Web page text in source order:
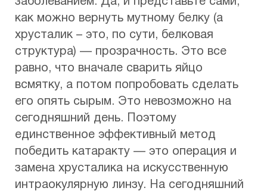
как можно вернуть мутному белку (а
хрусталик – это, по сути, белковая
структура) — прозрачность. Это все
равно, что вначале сварить яйцо
всмятку, а потом попробовать сделать
его опять сырым. Это невозможно на
сегодняшний день. Поэтому
единственное эффективный метод
победить катаракту — это операция и
замена хрусталика на искусственную
интраокулярную линзу. На сегодняшний